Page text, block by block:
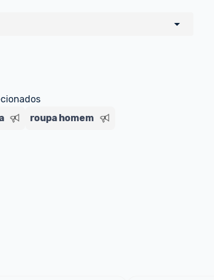
um marketplace, nós indicamos no
sinalizamos através da tag
roupa homem